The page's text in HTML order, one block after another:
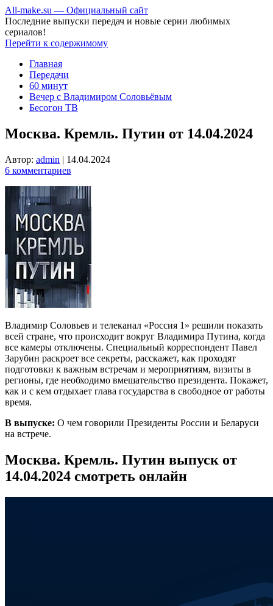
All-make.su — Официальный сайт
Последние выпуски передач и новые серии любимых
сериалов!
Перейти к содержимому
Главная
Передачи
60 минут
Вечер с Владимиром Соловьёвым
Бесогон ТВ
Москва. Кремль. Путин от 14.04.2024
Автор: admin | 14.04.2024
6 комментариев
Владимир Соловьев и телеканал «Россия 1» решили показать
всей стране, что происходит вокруг Владимира Путина, когда
все камеры отключены. Специальный корреспондент Павел
Зарубин раскроет все секреты, расскажет, как проходят
подготовки к важным встречам и мероприятиям, визиты в
регионы, где необходимо вмешательство президента. Покажет,
как и с кем отдыхает глава государства в свободное от работы
время.
В выпуске: О чем говорили Президенты России и Беларуси
на встрече.
Москва. Кремль. Путин выпуск от
14.04.2024 смотреть онлайн